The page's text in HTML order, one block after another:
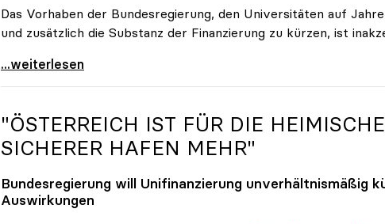
Das Vorhaben der Bundesregierung, den Universitäten auf
und zusätzlich die Substanz der Finanzierung zu kürzen, ist
#UnisRetten Warum es sich zu demonstrieren lohnt
...weiterlesen
"ÖSTERREICH IST FÜR DIE
SICHERER HAFEN MEHR"
Bundesregierung will Unifinanzierung unverhältnismäßig
Auswirkungen